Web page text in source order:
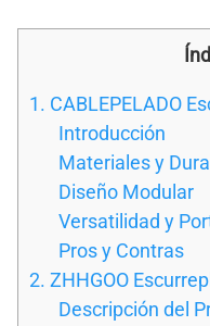
1. CABLEPELADO
Introducción
Materiales y
Diseño Modular
Versatilidad y
Pros y Contras
2. ZHHGOO
Descripción del